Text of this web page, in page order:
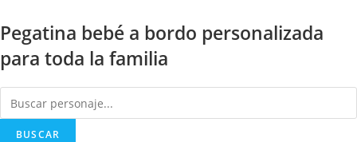
al
contenido
Pegatina bebé a bordo personalizada
para toda la familia
BUSCAR